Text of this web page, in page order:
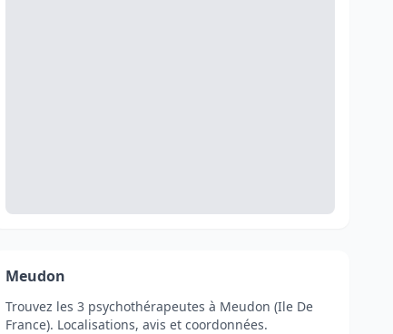
Meudon
Trouvez les 3 psychothérapeutes à Meudon (Ile De
France). Localisations, avis et coordonnées.